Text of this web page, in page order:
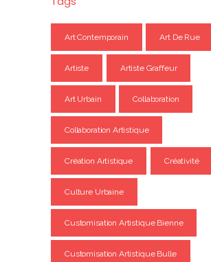
Art Contemporain Art De Rue
Artiste Artiste Graffeur
Art Urbain Collaboration
Collaboration Artistique
Création Artistique Créativité
Culture Urbaine
Customisation Artistique Bienne
Customisation Artistique Bulle